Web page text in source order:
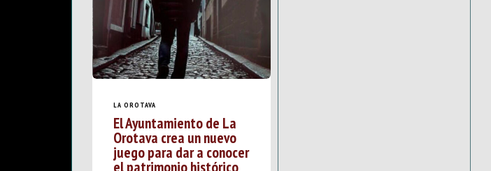
LA OROTAVA
El Ayuntamiento de La
Orotava crea un nuevo
juego para dar a conocer
el patrimonio histórico